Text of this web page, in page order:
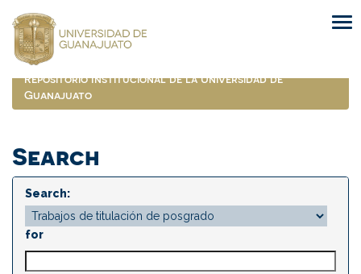
navigation
Repositorio Institucional de la Universidad de
Guanajuato
Search
Search:
for